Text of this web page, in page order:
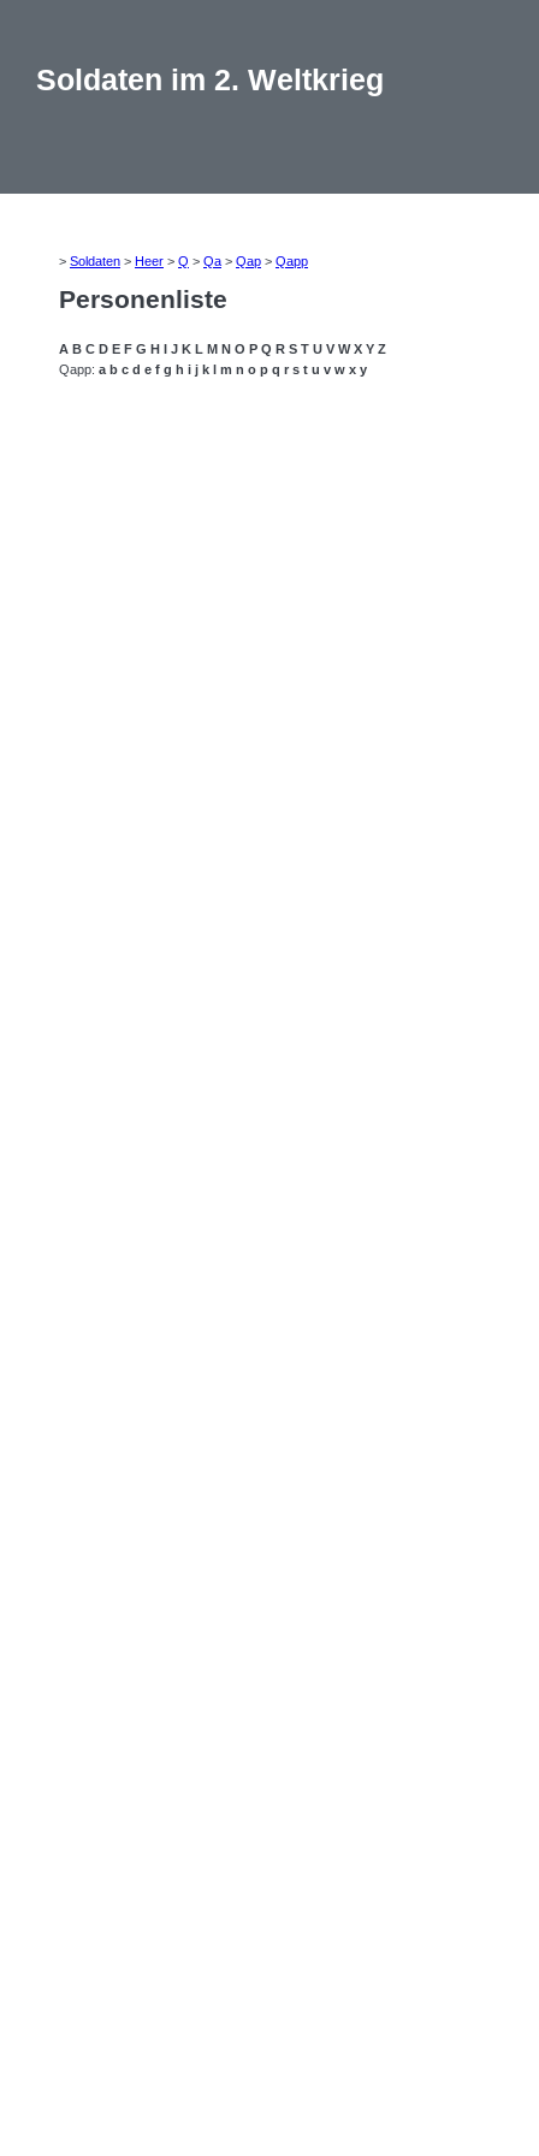
Soldaten im 2. Weltkrieg
> Soldaten > Heer > Q > Qa > Qap > Qapp
Personenliste
A B C D E F G H I J K L M N O P Q R S T U V W X Y Z
Qapp: a b c d e f g h i j k l m n o p q r s t u v w x y